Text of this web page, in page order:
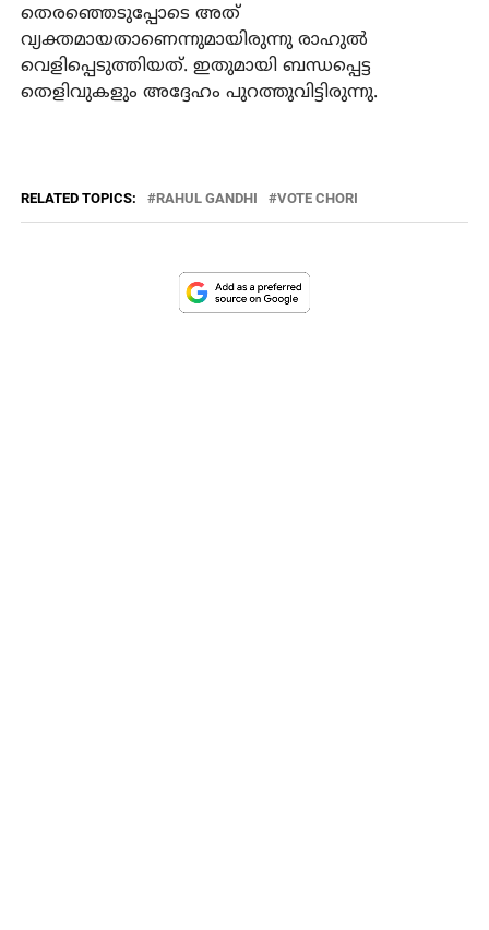
തെരഞ്ഞെടുപ്പോടെ അത്
വ്യക്തമായതാണെന്നുമായിരുന്നു രാഹുല്‍
വെളിപ്പെടുത്തിയത്. ഇതുമായി ബന്ധപ്പെട്ട
തെളിവുകളും അദ്ദേഹം പുറത്തുവിട്ടിരുന്നു.
RELATED TOPICS: RAHUL GANDHI VOTE CHORI